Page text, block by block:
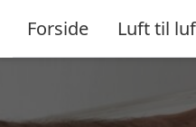
Forside Luft til